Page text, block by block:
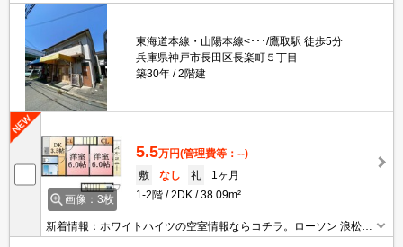
東海道本線・山陽本線<･･･/鷹取駅 徒歩5分
兵庫県神戸市長田区長楽町５丁目
築30年
2階建
画像：3枚
5.5万円(管理費等：--)
敷
なし 礼
1ヶ月
1-2階
2DK 38.09m²
新着情報：ホワイトハイツの空室情報ならコチラ。ローソン 浪松町
店まで徒歩1分と近場にコンビニがあるのもポイント。知らない来